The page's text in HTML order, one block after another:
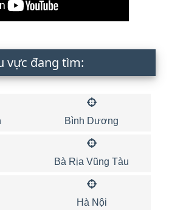
vực đang tìm:
Bình Dương
Bà Rịa Vũng Tàu
Hà Nội